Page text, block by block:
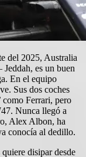
del 2025, Australia
es un buen
En el equipo
Sus dos coches
como Ferrari, pero
Nunca llegó a
Alex Albon, ha
conocía al dedillo.
disipar desde